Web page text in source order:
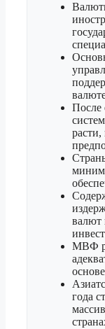
После
расти,
валют
МВФ
года